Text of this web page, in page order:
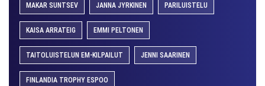
MAKAR SUNTSEV JANNA JYRKINEN PARILUISTELU
KAISA ARRATEIG EMMI PELTONEN
TAITOLUISTELUN EM-KILPAILUT JENNI SAARINEN
FINLANDIA TROPHY ESPOO